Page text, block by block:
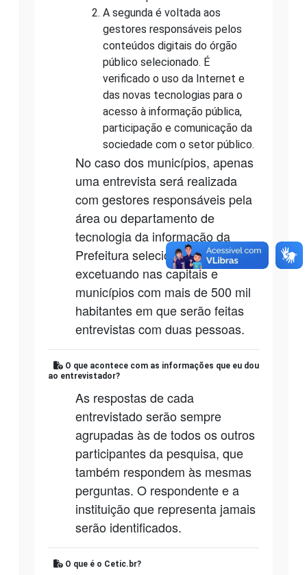
A segunda é voltada aos
gestores responsáveis pelos
conteúdos digitais do órgão
público selecionado. É
verificado o uso da Internet e
das novas tecnologias para o
acesso à informação pública,
participação e comunicação da
sociedade com o setor público.
No caso dos municípios, apenas
uma entrevista será realizada
com gestores responsáveis pela
área ou departamento de
tecnologia da informação da
Prefeitura selecionada,
excetuando nas capitais e
municípios com mais de 500 mil
habitantes em que serão feitas
entrevistas com duas pessoas.
O que acontece com as informações que eu dou
ao entrevistador?
As respostas de cada
entrevistado serão sempre
agrupadas às de todos os outros
participantes da pesquisa, que
também respondem às mesmas
perguntas. O respondente e a
instituição que representa jamais
serão identificados.
O que é o Cetic.br?